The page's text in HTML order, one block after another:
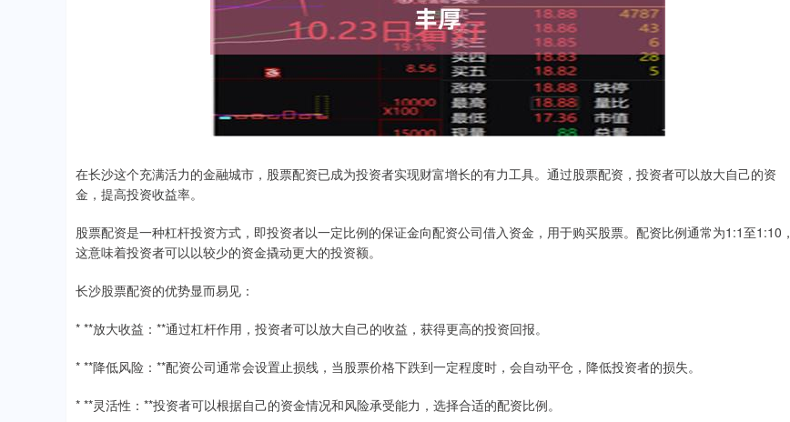
在长沙这个充满活力的金融城市，股票配资已成为投资者实现财富增长的有力工具。通过股票配资，投资者可以放大自己的资
金，提高投资收益率。
股票配资是一种杠杆投资方式，即投资者以一定比例的保证金向配资公司借入资金，用于购买股票。配资比例通常为1:1至1:10，
这意味着投资者可以以较少的资金撬动更大的投资额。
长沙股票配资的优势显而易见：
* **放大收益：**通过杠杆作用，投资者可以放大自己的收益，获得更高的投资回报。
* **降低风险：**配资公司通常会设置止损线，当股票价格下跌到一定程度时，会自动平仓，降低投资者的损失。
* **灵活性：**投资者可以根据自己的资金情况和风险承受能力，选择合适的配资比例。